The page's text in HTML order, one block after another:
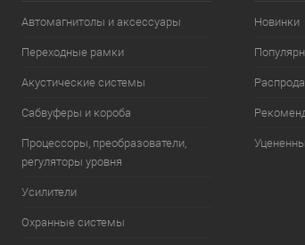
Автомагнитолы и аксессуары
Переходные рамки
Акустические системы
Сабвуферы и короба
Процессоры, преобразователи,
регуляторы уровня
Усилители
Охранные системы
Новинки